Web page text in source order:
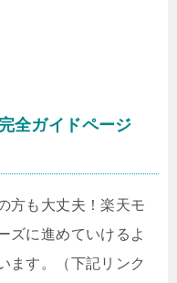
全ガイドページ
方も大丈夫！楽天モ
ズに進めていけるよ
ます。（下記リンク